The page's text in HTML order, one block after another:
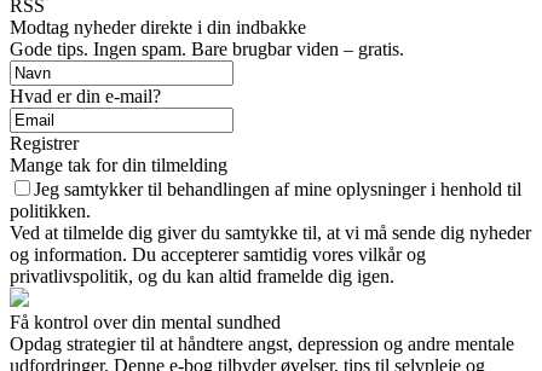
RSS
Modtag nyheder direkte i din indbakke
Gode tips. Ingen spam. Bare brugbar viden – gratis.
Hvad er din e-mail?
Registrer
Mange tak for din tilmelding
Jeg samtykker til behandlingen af mine oplysninger i henhold til
politikken.
Ved at tilmelde dig giver du samtykke til, at vi må sende dig nyheder
og information. Du accepterer samtidig vores vilkår og
privatlivspolitik, og du kan altid framelde dig igen.
Få kontrol over din mental sundhed
Opdag strategier til at håndtere angst, depression og andre mentale
udfordringer. Denne e-bog tilbyder øvelser, tips til selvpleje og